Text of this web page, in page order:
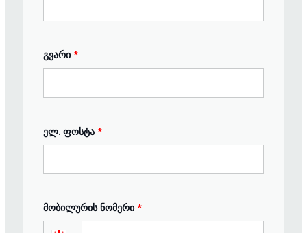
გვარი *
ელ. ფოსტა *
მობილურის ნომერი *